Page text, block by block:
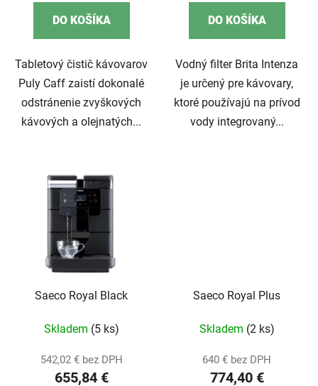
DO KOŠÍKA
Tabletový čistič kávovarov
Puly Caff zaistí dokonalé
odstránenie zvyškových
kávových a olejnatých...
DO KOŠÍKA
Vodný filter Brita Intenza
je určený pre kávovary,
ktoré používajú na prívod
vody integrovaný...
Saeco Royal Black
Skladem (5 ks)
542,02 € bez DPH
655,84 €
Saeco Royal Plus
Skladem (2 ks)
640 € bez DPH
774,40 €